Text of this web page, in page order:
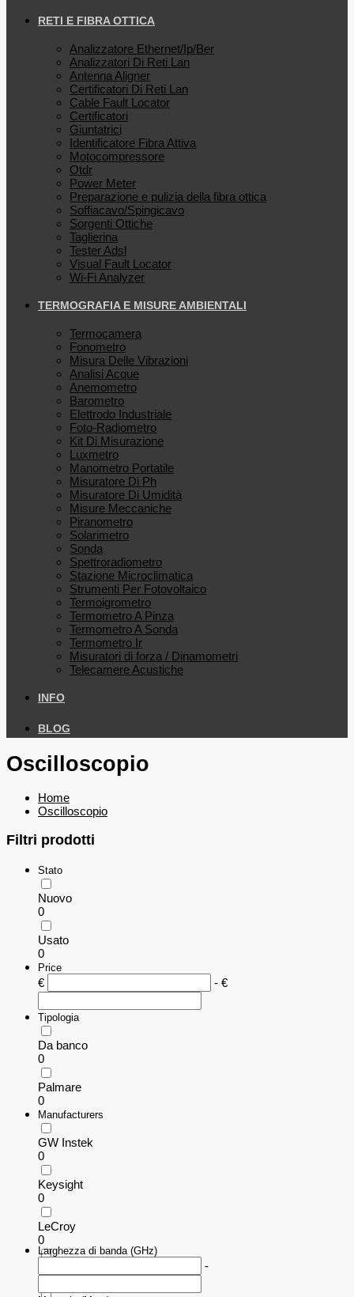
RETI E FIBRA OTTICA
Analizzatore Ethernet/Ip/Ber
Analizzatori Di Reti Lan
Antenna Aligner
Certificatori Di Reti Lan
Cable Fault Locator
Certificatori
Giuntatrici
Identificatore Fibra Attiva
Motocompressore
Otdr
Power Meter
Preparazione e pulizia della fibra ottica
Soffiacavo/Spingicavo
Sorgenti Ottiche
Taglierina
Tester Adsl
Visual Fault Locator
Wi-Fi Analyzer
TERMOGRAFIA E MISURE AMBIENTALI
Termocamera
Fonometro
Misura Delle Vibrazioni
Analisi Acque
Anemometro
Barometro
Elettrodo Industriale
Foto-Radiometro
Kit Di Misurazione
Luxmetro
Manometro Portatile
Misuratore Di Ph
Misuratore Di Umidità
Misure Meccaniche
Piranometro
Solarimetro
Sonda
Spettroradiometro
Stazione Microclimatica
Strumenti Per Fotovoltaico
Termoigrometro
Termometro A Pinza
Termometro A Sonda
Termometro Ir
Misuratori di forza / Dinamometri
Telecamere Acustiche
INFO
BLOG
Oscilloscopio
Home
Oscilloscopio
Filtri prodotti
Stato
Nuovo
0
Usato
0
Price
€ - €
Tipologia
Da banco
0
Palmare
0
Manufacturers
GW Instek
0
Keysight
0
LeCroy
0
Larghezza di banda (GHz)
-